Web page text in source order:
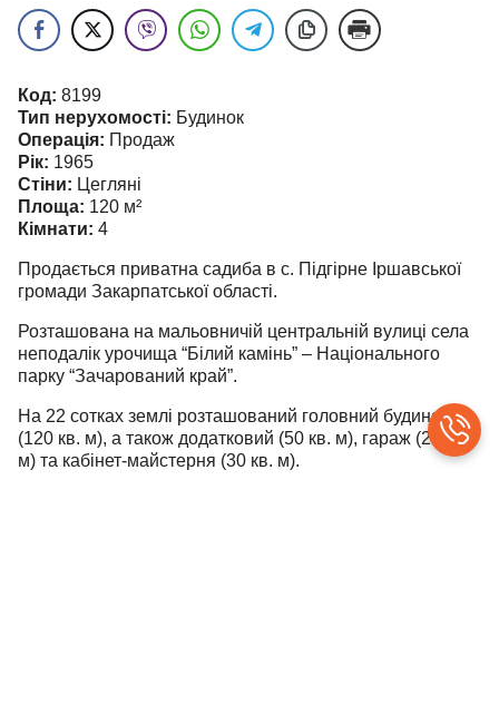
Код: 8199
Тип нерухомості: Будинок
Операція: Продаж
Рік: 1965
Стіни: Цегляні
Площа: 120 м²
Кімнати: 4
Продається приватна садиба в с. Підгірне Іршавської
громади Закарпатської області.
Розташована на мальовничій центральній вулиці села
неподалік урочища “Білий камінь” – Національного
парку “Зачарований край”.
На 22 сотках землі розташований головний будинок
(120 кв. м), а також додатковий (50 кв. м), гараж (20 кв.
м) та кабінет-майстерня (30 кв. м).